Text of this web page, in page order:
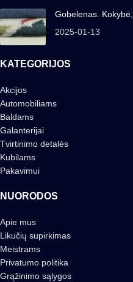
Gobelenas.
2025-01-13
KATEGORIJOS
Akcijos
Automobiliams
Baldams
Galanterijai
Tvirtinimo detalės
Kubilams
Pakavimui
NUORODOS
Apie mus
Likučių supirkimas
Meistrams
Privatumo politika
Grąžinimo sąlygos